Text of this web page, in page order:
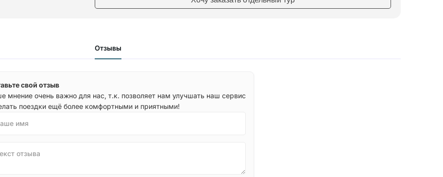
Отзывы
свой отзыв
мнение очень важно для нас, т.к. позволяет нам улучшать наш сервис
поездки ещё более комфортными и приятными!
имя
отзыва